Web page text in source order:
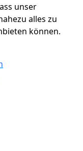
unser
alles zu
können.